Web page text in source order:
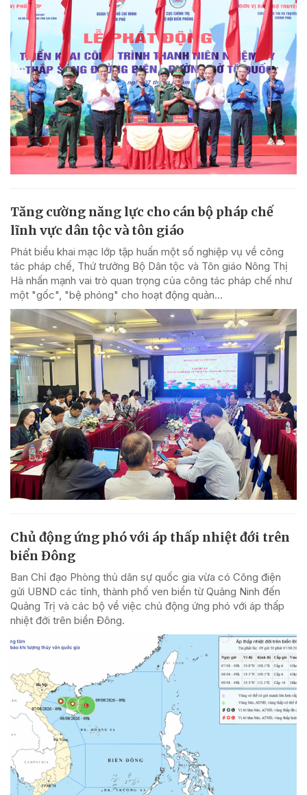
Tăng cường năng lực cho cán bộ pháp chế
lĩnh vực dân tộc và tôn giáo
Phát biểu khai mạc lớp tập huấn một số nghiệp vụ về công
tác pháp chế, Thứ trưởng Bộ Dân tộc và Tôn giáo Nông Thị
Hà nhấn mạnh vai trò quan trọng của công tác pháp chế như
một "gốc", "bệ phóng" cho hoạt động quản...
Chủ động ứng phó với áp thấp nhiệt đới trên
biển Đông
Ban Chỉ đạo Phòng thủ dân sự quốc gia vừa có Công điện
gửi UBND các tỉnh, thành phố ven biển từ Quảng Ninh đến
Quảng Trị và các bộ về việc chủ động ứng phó với áp thấp
nhiệt đới trên biển Đông.